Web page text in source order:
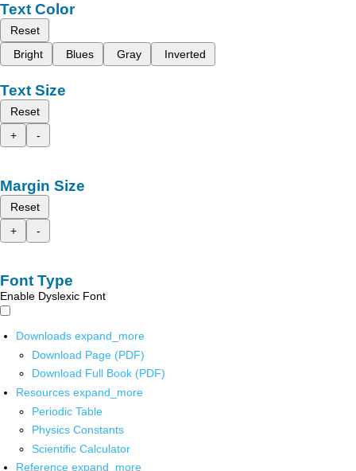
Text Color
Reset
Bright
Blues Gray Inverted
Text Size
Reset
+
-
Margin Size
Reset
+
-
Font Type
Enable Dyslexic Font
Downloads expand_more
Download Page (PDF)
Download Full Book (PDF)
Resources expand_more
Periodic Table
Physics Constants
Scientific Calculator
Reference expand_more